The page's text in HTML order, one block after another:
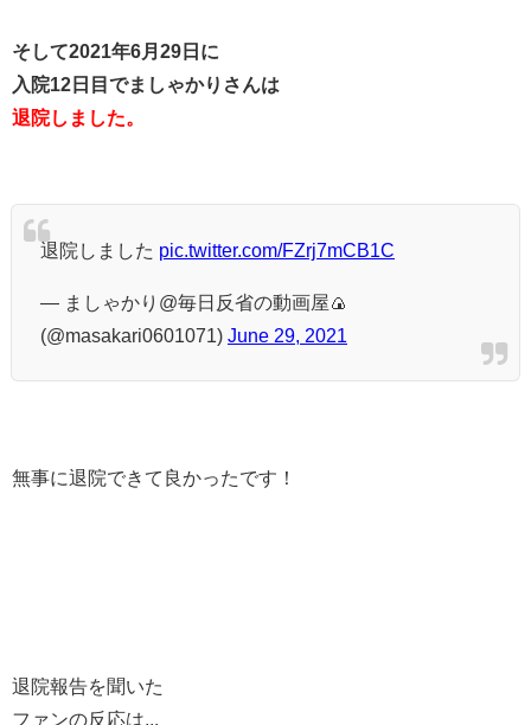
そして2021年6月29日に
入院12日目でましゃかりさんは
退院しました。
退院しました pic.twitter.com/FZrj7mCB1C
— ましゃかり@毎日反省の動画屋🍙
(@masakari0601071) June 29, 2021
無事に退院できて良かったです！
退院報告を聞いた
ファンの反応は...